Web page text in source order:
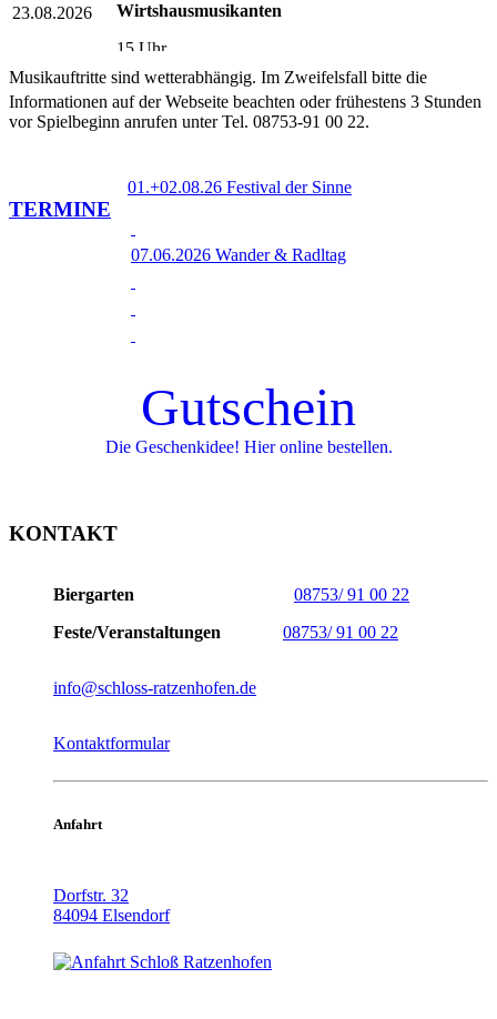
23.08.2026
Wirtshausmusikanten
15 Uhr
30.08.2026
Mountain Four#
30.08.2026
14.30 Uhr
11-14 Uh (Country)
Freisinga Tanzlmusi*
14.30 (Tanzlmusi)
11-14 Uhr (Country)
Musikauftritte sind wetterabhängig. Im Zweifelsfall bitte die
Informationen auf der Webseite beachten oder frühestens 3 Stunden
vor Spielbeginn anrufen unter Tel. 08753-91 00 22.
TERMINE
01.+02.08.26 Festival der Sinne
07.06.2026 Wander & Radltag
Gutschein
Die Geschenkidee! Hier online bestellen.
KONTAKT
Biergarten
08753/ 91 00 22
Feste/Veranstaltungen
08753/ 91 00 22
info@schloss-ratzenhofen.de
Kontaktformular
Anfahrt
Dorfstr. 32
84094 Elsendorf